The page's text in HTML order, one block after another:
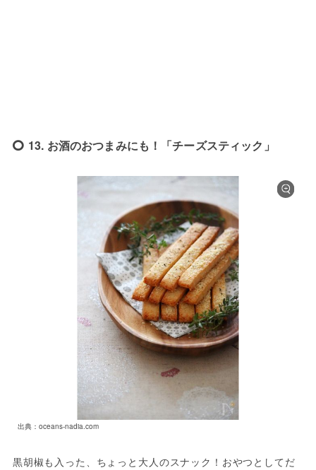
13. お酒のおつまみにも！「チーズスティック」
出典：oceans-nadia.com
黒胡椒も入った、ちょっと大人のスナック！おやつとしてだ